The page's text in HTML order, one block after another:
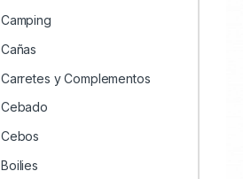
Camping
Cañas
Carretes y Complementos
Cebado
Cebos
Boilies